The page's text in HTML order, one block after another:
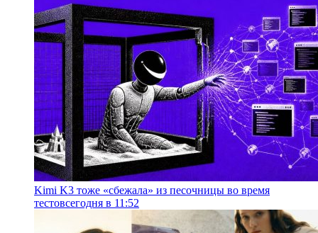
Kimi K3 тоже «сбежала» из песочницы во время
тестовсегодня в 11:52